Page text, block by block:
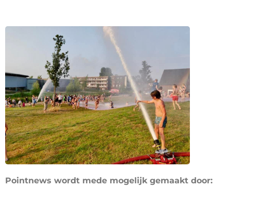
Pointnews wordt mede mogelijk gemaakt door: